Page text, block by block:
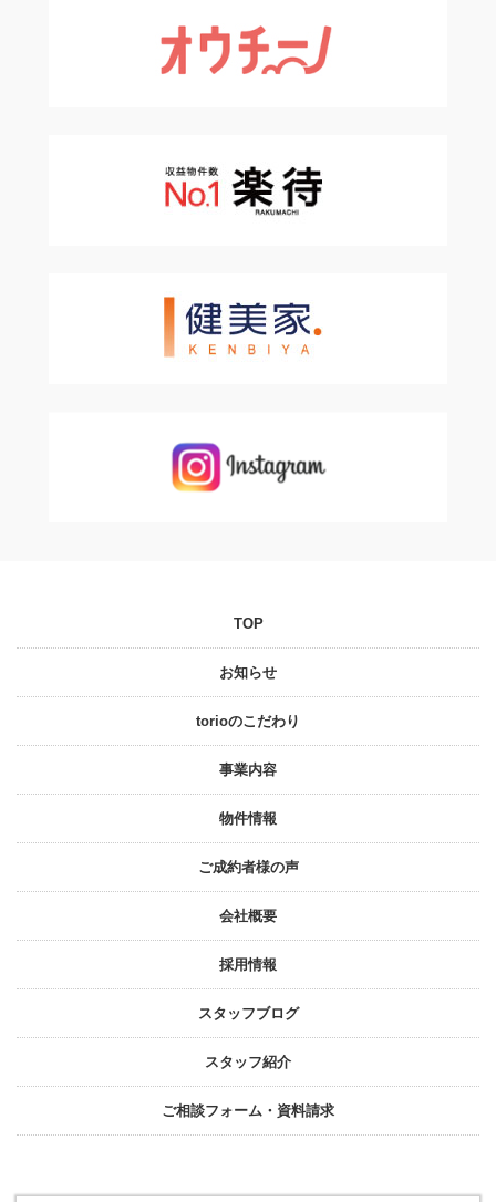
TOP
お知らせ
torioのこだわり
事業内容
物件情報
ご成約者様の声
会社概要
採⽤情報
スタッフブログ
スタッフ紹介
ご相談フォーム・資料請求